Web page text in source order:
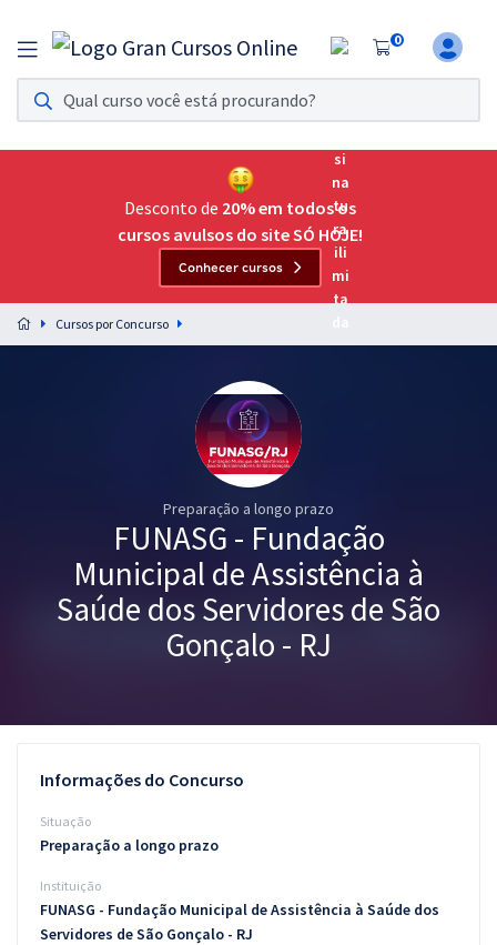
0
Assinatura Ilimitada 11
Acesso a todos os cursos. Teste grátis por 7 dias!
Assinatura OAB Até Passar
Acesso ilimitado a toda preparação para o Exame da
Preparação completa e intensiva para as principais
residências em saúde do Brasil
Graduação
Questões grátis
Conteúdo gratuito
Blog
Aprovados
Atendimento
Desconto de 20% em todos os
cursos avulsos do site SÓ HOJE!
Conhecer cursos
Cursos por Concurso
Preparação a longo prazo
FUNASG - Fundação
Municipal de Assistência à
Saúde dos Servidores de São
Gonçalo - RJ
Informações do Concurso
Situação
Preparação a longo prazo
Instituição
FUNASG - Fundação Municipal de Assistência à Saúde dos
Servidores de São Gonçalo - RJ